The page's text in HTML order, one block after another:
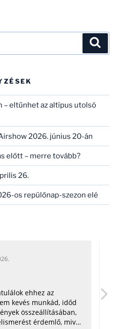
– eltűnhet az altípus utolsó
2026. június 20-án
előtt – merre tovább?
26.
os repülőnap-szezon elé
hello! nagyon jó az oldal! =)
üdv: zoli